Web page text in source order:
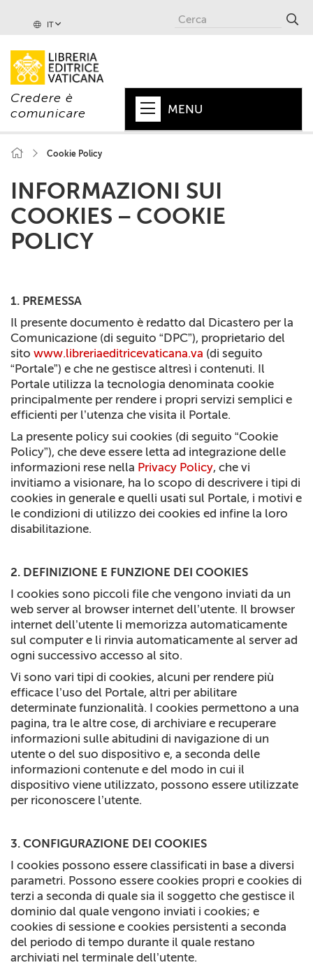
IT
Credere è
comunicare
MENU
VATICANO
+
RIVISTE
CEI
AUTORI VARI
Cookie Policy
INFORMAZIONI SUI
COOKIES – COOKIE
POLICY
1. PREMESSA
Il presente documento è redatto dal Dicastero per la
Comunicazione (di seguito “DPC”), proprietario del
sito www.libreriaeditricevaticana.va (di seguito
“Portale”) e che ne gestisce altresì i contenuti. Il
Portale utilizza la tecnologia denominata cookie
principalmente per rendere i propri servizi semplici e
efficienti per l’utenza che visita il Portale.
La presente policy sui cookies (di seguito “Cookie
Policy”), che deve essere letta ad integrazione delle
informazioni rese nella Privacy Policy, che vi
invitiamo a visionare, ha lo scopo di descrivere i tipi di
cookies in generale e quelli usati sul Portale, i motivi e
le condizioni di utilizzo dei cookies ed infine la loro
disabilitazione.
2. DEFINIZIONE E FUNZIONE DEI COOKIES
I cookies sono piccoli file che vengono inviati da un
web server al browser internet dell’utente. Il browser
internet dell’utente li memorizza automaticamente
sul computer e li rinvia automaticamente al server ad
ogni successivo accesso al sito.
Vi sono vari tipi di cookies, alcuni per rendere più
efficace l’uso del Portale, altri per abilitare
determinate funzionalità. I cookies permettono a una
pagina, tra le altre cose, di archiviare e recuperare
informazioni sulle abitudini di navigazione di un
utente o del suo dispositivo e, a seconda delle
informazioni contenute e del modo in cui il
dispositivo viene utilizzato, possono essere utilizzate
per riconoscere l’utente.
3. CONFIGURAZIONE DEI COOKIES
I cookies possono essere classificati in base a diversi
parametri. Possono essere cookies propri e cookies di
terzi a seconda di quale sia il soggetto che gestisce il
dominio dal quale vengono inviati i cookies; e
cookies di sessione e cookies persistenti a seconda
del periodo di tempo durante il quale restano
archiviati nel terminale dell’utente.